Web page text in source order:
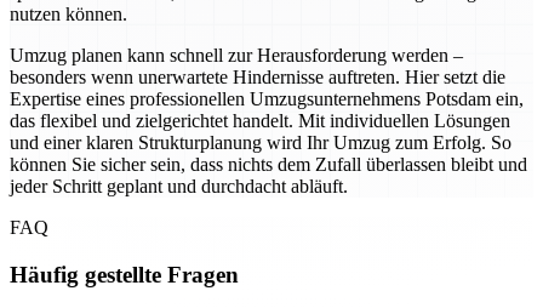
nutzen können.
Umzug planen kann schnell zur Herausforderung werden –
besonders wenn unerwartete Hindernisse auftreten. Hier setzt die
Expertise eines professionellen Umzugsunternehmens Potsdam ein,
das flexibel und zielgerichtet handelt. Mit individuellen Lösungen
und einer klaren Strukturplanung wird Ihr Umzug zum Erfolg. So
können Sie sicher sein, dass nichts dem Zufall überlassen bleibt und
jeder Schritt geplant und durchdacht abläuft.
FAQ
Häufig gestellte Fragen